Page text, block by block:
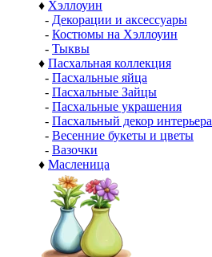
♦ Хэллоуин
- Декорации и аксессуары
- Костюмы на Хэллоуин
- Тыквы
♦ Пасхальная коллекция
- Пасхальные яйца
- Пасхальные Зайцы
- Пасхальные украшения
- Пасхальный декор интерьера
- Весенние букеты и цветы
- Вазочки
♦ Масленица